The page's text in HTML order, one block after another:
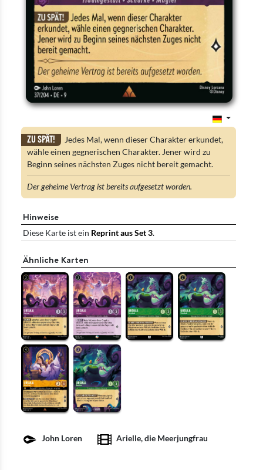
Zu spät!
Jedes Mal, wenn dieser Charakter erkundet,
wähle einen gegnerischen Charakter. Jener wird zu
Beginn seines nächsten Zuges nicht bereit gemacht.
Der geheime Vertrag ist bereits aufgesetzt worden.
Hinweise
Diese Karte ist ein Reprint aus Set 3.
Ähnliche Karten
John Loren Arielle, die Meerjungfrau